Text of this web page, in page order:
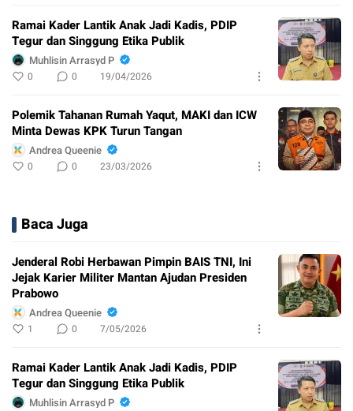
Ramai Kader Lantik Anak Jadi Kadis, PDIP
Tegur dan Singgung Etika Publik
Muhlisin Arrasyd P
0 0 19/04/2026
Polemik Tahanan Rumah Yaqut, MAKI dan ICW
Minta Dewas KPK Turun Tangan
Andrea Queenie
0 0 23/03/2026
Baca Juga
Jenderal Robi Herbawan Pimpin BAIS TNI, Ini
Jejak Karier Militer Mantan Ajudan Presiden
Prabowo
Andrea Queenie
1 0 7/05/2026
Ramai Kader Lantik Anak Jadi Kadis, PDIP
Tegur dan Singgung Etika Publik
Muhlisin Arrasyd P